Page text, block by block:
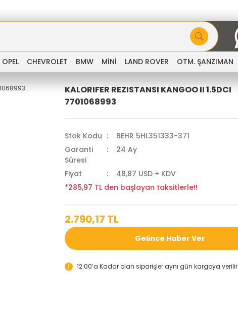
OPEL CHEVROLET BMW MİNİ LAND ROVER OTM. ŞANZIMAN
KALORIFER REZISTANSI KANGOO II 1.5DCI
7701068993
Stok Kodu
BEHR 5HL351333-371
Garanti
Süresi
24 Ay
Fiyat
48,87 USD + KDV
*285,97 TL den başlayan taksitlerle!!
2.790,17 TL
Gelince Haber Ver
12:00’a Kadar olan siparişler aynı gün kargoya verilir